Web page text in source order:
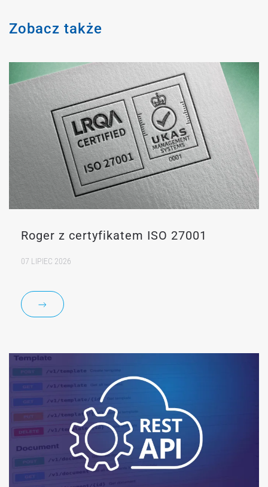
Zobacz także
Roger z certyfikatem ISO 27001
07 LIPIEC 2026